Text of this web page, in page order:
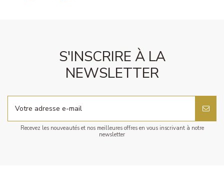
S'INSCRIRE À LA
NEWSLETTER
Recevez les nouveautés et nos meilleures offres en vous inscrivant à notre
newsletter